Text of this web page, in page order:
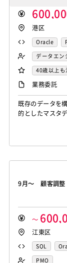
港区
Oracle
データエン
40歳以上も
業務委託
既存のデータを
的としたマスタ
9月～ 顧客調
～
江東区
SQL
PMO